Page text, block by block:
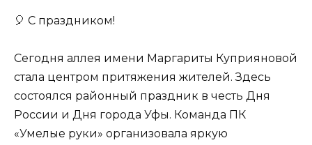
🎈 С праздником!
Сегодня аллея имени Маргариты Куприяновой
стала центром притяжения жителей. Здесь
состоялся районный праздник в честь Дня
России и Дня города Уфы. Команда ПК
«Умелые руки» организовала яркую